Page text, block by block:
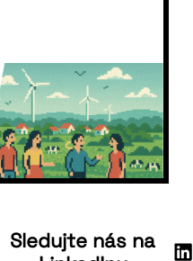
Sledujte nás na